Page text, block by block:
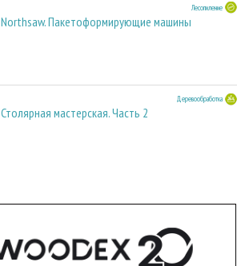
Лесопиление
Northsaw. Пакетоформирующие машины
Деревообработка
Столярная мастерская. Часть 2